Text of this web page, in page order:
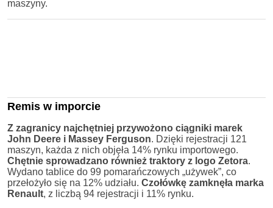
maszyny.
Remis w imporcie
Z zagranicy najchętniej przywożono ciągniki marek
John Deere i Massey Ferguson. Dzięki rejestracji 121
maszyn, każda z nich objęła 14% rynku importowego.
Chętnie sprowadzano również traktory z logo Zetora.
Wydano tablice do 99 pomarańczowych „używek”, co
przełożyło się na 12% udziału. Czołówkę zamknęła marka
Renault, z liczbą 94 rejestracji i 11% rynku.